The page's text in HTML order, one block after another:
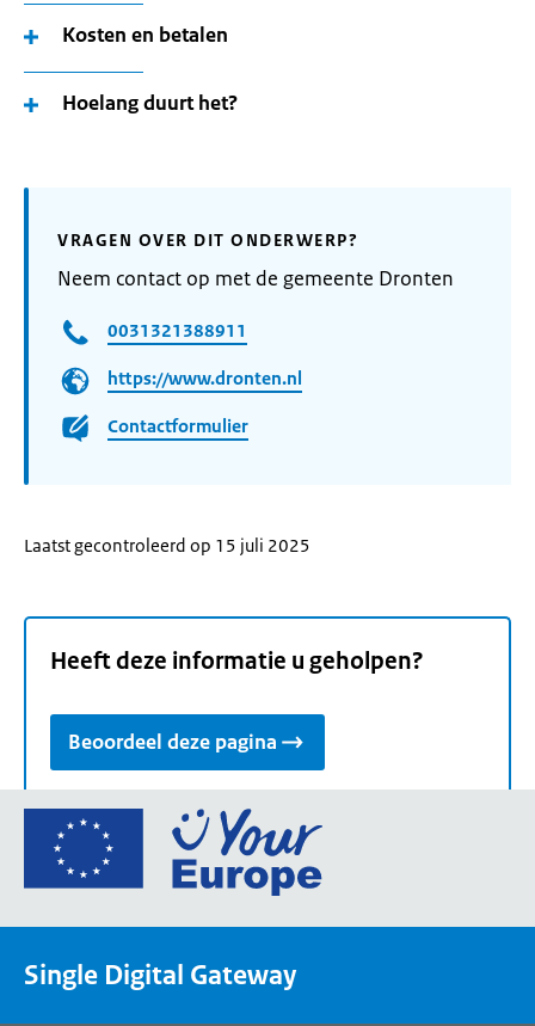
Kosten en betalen
Hoelang duurt het?
VRAGEN OVER DIT ONDERWERP?
Neem contact op met de gemeente Dronten
0031321388911
https://www.dronten.nl
Contactformulier
Laatst gecontroleerd op 15 juli 2025
Heeft deze informatie u geholpen?
Beoordeel deze pagina
Ga
de
Single Digital Gateway